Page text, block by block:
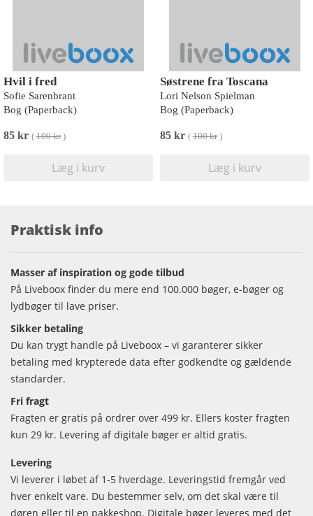
Hvil i fred
Sofie Sarenbrant
Bog (Paperback)
85 kr ( 100 kr)
Læg i kurv
Søstrene fra Toscana
Lori Nelson Spielman
Bog (Paperback)
85 kr ( 100 kr)
Læg i kurv
Praktisk info
Masser af inspiration og gode tilbud
På Liveboox finder du mere end 100.000 bøger, e-bøger og
lydbøger til lave priser.
Sikker betaling
Du kan trygt handle på Liveboox – vi garanterer sikker
betaling med krypterede data efter godkendte og gældende
standarder.
Fri fragt
Fragten er gratis på ordrer over 499 kr. Ellers koster fragten
kun 29 kr. Levering af digitale bøger er altid gratis.
Levering
Vi leverer i løbet af 1-5 hverdage. Leveringstid fremgår ved
hver enkelt vare. Du bestemmer selv, om det skal være til
døren eller til en pakkeshop. Digitale bøger leveres med det